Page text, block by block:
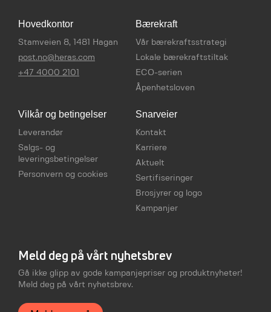
Hovedkontor
Stamveien 8, 1481 Hagan
post.no@heras.com
+47 4000 2101
Bærekraft
Vår bærekraftsstrategi
Lokale bærekraftstiltak
ECO-serien
Åpenhetsloven
Vilkår og betingelser
Leverandør
Salgs- og
leveringsbetingelser
Personvern og cookies
Snarveier
Kontakt
Karriere
Aktuelt
Sertifiseringer
Brosjyrer og logo
Kampanjer
Meld deg på vårt nyhetsbrev
Gå ikke glipp av gode kampanjepriser og produktnyheter!
Meld deg på vårt nyhetsbrev.